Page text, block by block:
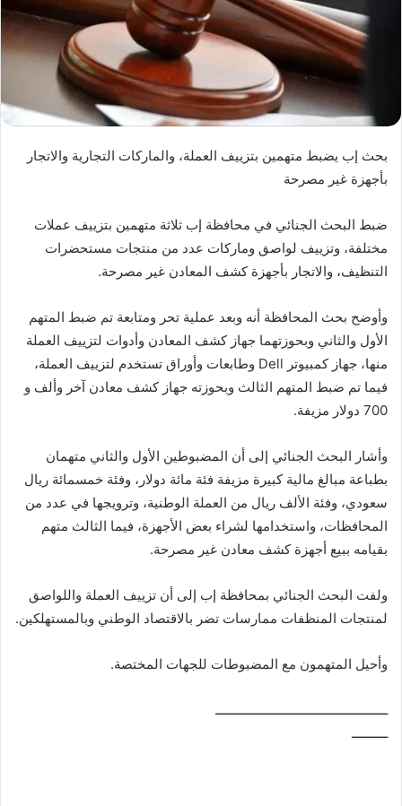
بحث إب يضبط متهمين بتزييف العملة، والماركات التجارية والاتجار
بأجهزة غير مصرحة
ضبط البحث الجنائي في محافظة إب ثلاثة متهمين بتزييف عملات
مختلفة، وتزييف لواصق وماركات عدد من منتجات مستحضرات
التنظيف، والاتجار بأجهزة كشف المعادن غير مصرحة.
وأوضح بحث المحافظة أنه وبعد عملية تحر ومتابعة تم ضبط المتهم
الأول والثاني وبحوزتهما جهاز كشف المعادن وأدوات لتزييف العملة
منها، جهاز كمبيوتر Dell وطابعات وأوراق تستخدم لتزييف العملة،
فيما تم ضبط المتهم الثالث وبحوزته جهاز كشف معادن آخر وألف و
700 دولار مزيفة.
وأشار البحث الجنائي إلى أن المضبوطين الأول والثاني متهمان
بطباعة مبالغ مالية كبيرة مزيفة فئة مائة دولار، وفئة خمسمائة ريال
سعودي، وفئة الألف ريال من العملة الوطنية، وترويجها في عدد من
المحافظات، واستخدامها لشراء بعض الأجهزة، فيما الثالث متهم
بقيامه ببيع أجهزة كشف معادن غير مصرحة.
ولفت البحث الجنائي بمحافظة إب إلى أن تزييف العملة واللواصق
لمنتجات المنظفات ممارسات تضر بالاقتصاد الوطني وبالمستهلكين.
وأحيل المتهمون مع المضبوطات للجهات المختصة.
ــــــــــــــــــــــــــــــــــــــــــــــــ
ــــــــــ